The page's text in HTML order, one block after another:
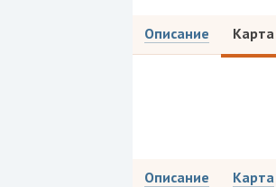
Описание Карта
Описание Карта